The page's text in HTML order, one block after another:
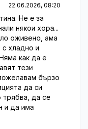
22.06.2026, 08:20
Не е за
някои хора...
оживено, ама
хладно и
как да е
тези
бързо
да си
трябва, да се
и да има